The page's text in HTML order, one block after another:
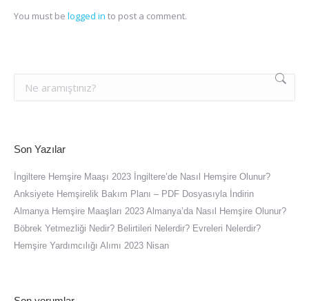
You must be logged in to post a comment.
Son Yazılar
İngiltere Hemşire Maaşı 2023 İngiltere’de Nasıl Hemşire Olunur?
Anksiyete Hemşirelik Bakım Planı – PDF Dosyasıyla İndirin
Almanya Hemşire Maaşları 2023 Almanya’da Nasıl Hemşire Olunur?
Böbrek Yetmezliği Nedir? Belirtileri Nelerdir? Evreleri Nelerdir?
Hemşire Yardımcılığı Alımı 2023 Nisan